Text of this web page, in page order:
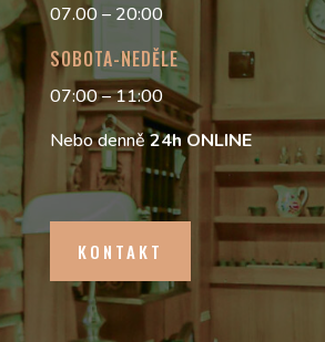
07.00 – 20:00
SOBOTA-NEDĚLE
07:00 – 11:00
Nebo denně24h ONLINE
KONTAKT